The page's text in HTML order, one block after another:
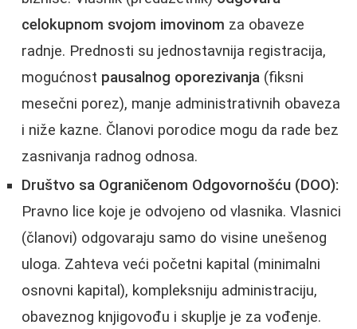
celokupnom svojom imovinom za obaveze
radnje. Prednosti su jednostavnija registracija,
mogućnost pausalnog oporezivanja (fiksni
mesečni porez), manje administrativnih obaveza
i niže kazne. Članovi porodice mogu da rade bez
zasnivanja radnog odnosa.
Društvo sa Ograničenom Odgovornošću (DOO):
Pravno lice koje je odvojeno od vlasnika. Vlasnici
(članovi) odgovaraju samo do visine unešenog
uloga. Zahteva veći početni kapital (minimalni
osnovni kapital), kompleksniju administraciju,
obaveznog knjigovođu i skuplje je za vođenje.